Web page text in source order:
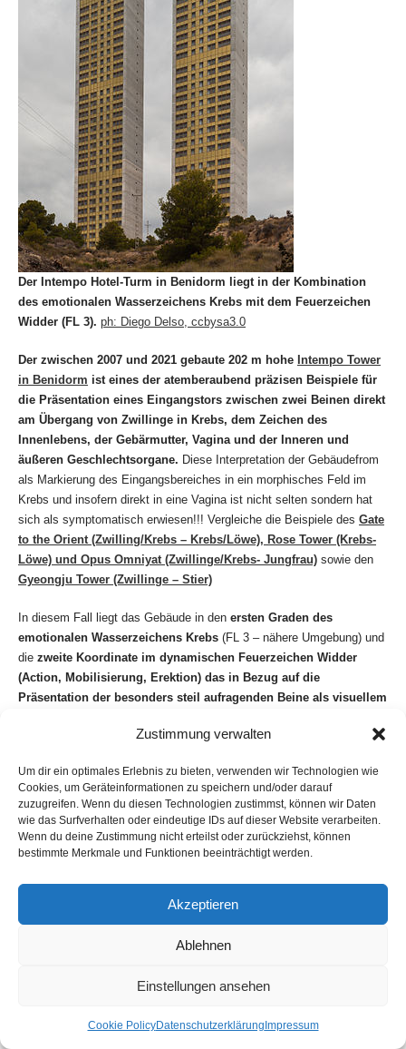
Zustimmung verwalten
Um dir ein optimales Erlebnis zu bieten, verwenden wir Technologien wie
Cookies, um Geräteinformationen zu speichern und/oder darauf
zuzugreifen. Wenn du diesen Technologien zustimmst, können wir Daten
wie das Surfverhalten oder eindeutige IDs auf dieser Website verarbeiten.
Wenn du deine Zustimmung nicht erteilst oder zurückziehst, können
bestimmte Merkmale und Funktionen beeinträchtigt werden.
Akzeptieren
Ablehnen
Einstellungen ansehen
Cookie PolicyDatenschutzerklärung Impressum
Der Intempo Hotel-Turm in Benidorm liegt in der Kombination
des emotionalen Wasserzeichens Krebs mit dem Feuerzeichen
Widder (FL 3). ph: Diego Delso, ccbysa3.0
Der zwischen 2007 und 2021 gebaute 202 m hohe Intempo Tower
in Benidorm ist eines der atemberaubend präzisen Beispiele für
die Präsentation eines Eingangstors zwischen zwei Beinen direkt
am Übergang von Zwillinge in Krebs, dem Zeichen des
Innenlebens, der Gebärmutter, Vagina und der Inneren und
äußeren Geschlechtsorgane. Diese Interpretation der Gebäudefrom
als Markierung des Eingangsbereiches in ein morphisches Feld im
Krebs und insofern direkt in eine Vagina ist nicht selten sondern hat
sich als symptomatisch erwiesen!!! Vergleiche die Beispiele des Gate
to the Orient (Zwilling/Krebs – Krebs/Löwe), Rose Tower (Krebs-
Löwe) und Opus Omniyat (Zwillinge/Krebs- Jungfrau) sowie den
Gyeongju Tower (Zwillinge – Stier)
In diesem Fall liegt das Gebäude in den ersten Graden des
emotionalen Wasserzeichens Krebs (FL 3 – nähere Umgebung) und
die zweite Koordinate im dynamischen Feuerzeichen Widder
(Action, Mobilisierung, Erektion) das in Bezug auf die
Präsentation der besonders steil aufragenden Beine als visuellem
außerdem die Präsentation eines nach unten gerichteten spitz
zulaufenden Kegels in dem Bereich wo beim Rose Tower
„explizit“ Wert auf eine Hervorhebung als klitoraler Bereich
besteht zu untersuchen. Diese Art einer Markierung, bei der ein
männliches (Stachel, spitz) statt ein weibliches (Kugel, weich)